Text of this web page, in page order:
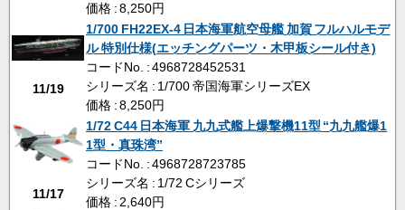
価格 : 8,250円
11/19
1/700 FH22EX-4 日本海軍航空母艦 加賀 フルハルモデ
ル 特別仕様(エッチングパーツ・木甲板シール付き)
コードNo. : 4968728452531
シリーズ名 : 1/700 帝国海軍シリーズEX
価格 : 8,250円
11/17
1/72 C44 日本海軍 九九式艦上爆撃機11型 “九九艦爆1
1型・真珠湾”
コードNo. : 4968728723785
シリーズ名 : 1/72 Cシリーズ
価格 : 2,640円